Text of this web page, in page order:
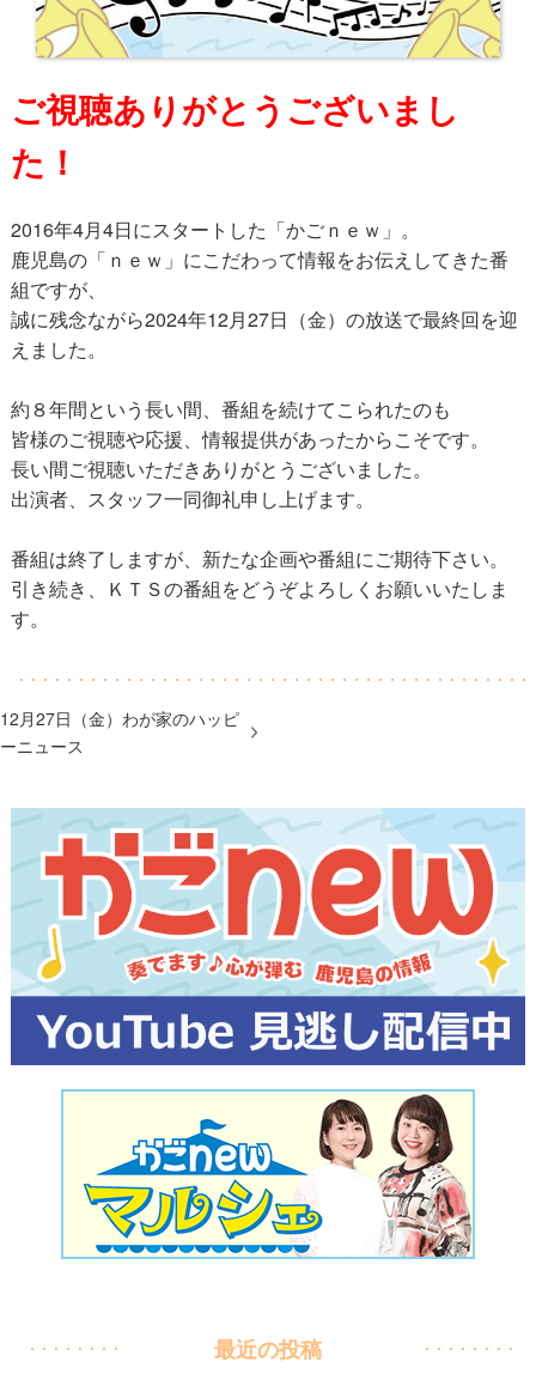
ご視聴ありがとうございまし
た！
2016年4月4日にスタートした「かごｎｅｗ」。
鹿児島の「ｎｅｗ」にこだわって情報をお伝えしてきた番
組ですが、
誠に残念ながら2024年12月27日（金）の放送で最終回を迎
えました。
約８年間という長い間、番組を続けてこられたのも
皆様のご視聴や応援、情報提供があったからこそです。
長い間ご視聴いただきありがとうございました。
出演者、スタッフ一同御礼申し上げます。
番組は終了しますが、新たな企画や番組にご期待下さい。
引き続き、ＫＴＳの番組をどうぞよろしくお願いいたしま
す。
12月27日（金）わが家のハッピ
ーニュース
最近の投稿